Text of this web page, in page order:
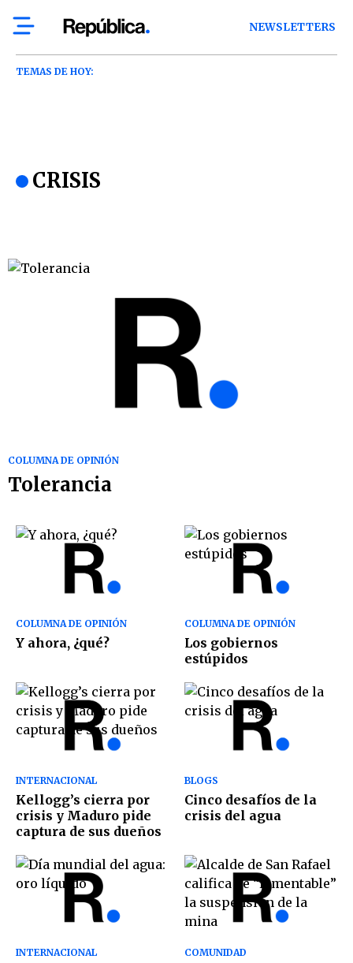
NEWSLETTERS
TEMAS DE HOY:
CRISIS
COLUMNA DE OPINIÓN
Tolerancia
COLUMNA DE OPINIÓN
Y ahora, ¿qué?
COLUMNA DE OPINIÓN
Los gobiernos
estúpidos
INTERNACIONAL
Kellogg’s cierra por
crisis y Maduro pide
captura de sus dueños
BLOGS
Cinco desafíos de la
crisis del agua
INTERNACIONAL COMUNIDAD